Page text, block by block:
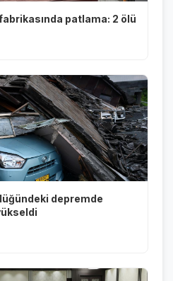
patlama: 2 ölü
depremde